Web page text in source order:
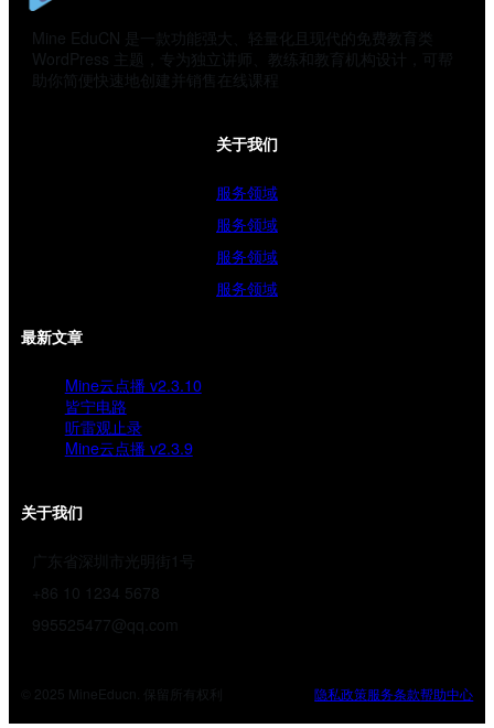
Mine EduCN 是一款功能强大、轻量化且现代的免费教育类
WordPress 主题，专为独立讲师、教练和教育机构设计，可帮
助你简便快速地创建并销售在线课程
关于我们
服务领域
服务领域
服务领域
服务领域
最新文章
Mine云点播 v2.3.10
皆宁电路
听雷观止录
Mine云点播 v2.3.9
关于我们
广东省深圳市光明街1号
+86 10 1234 5678
995525477@qq.com
© 2025 MineEducn. 保留所有权利 隐私政策服务条款帮助中心